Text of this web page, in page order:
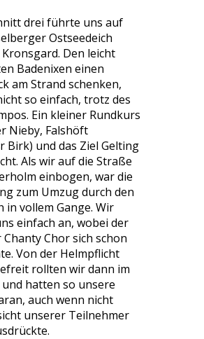
drei führte uns auf
Ostseedeich
Den leicht
Badenixen einen
am Strand schenken,
so einfach, trotz des
Ein kleiner Rundkurs
Nieby, Falshöft
Birk) und das Ziel Gelting
Als wir auf die Straße
einbogen, war die
zum Umzug durch den
in vollem Gange. Wir
einfach an, wobei der
Chor sich schon
Von der Helmpflicht
rollten wir dann im
hatten so unsere
auch wenn nicht
unserer Teilnehmer